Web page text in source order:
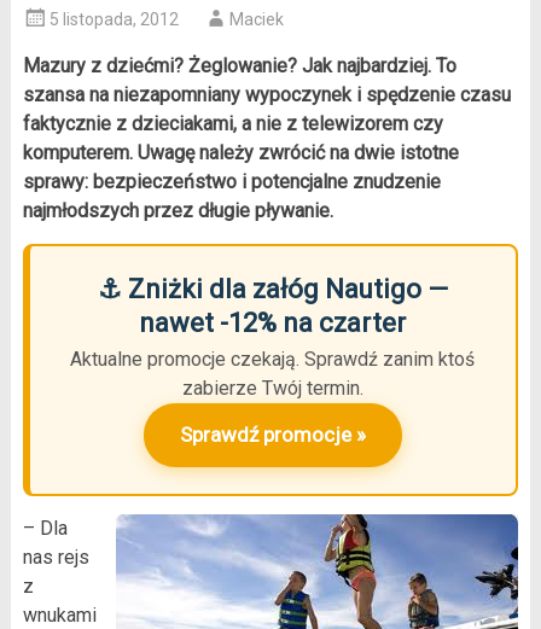
5 listopada, 2012 Maciek
Mazury z dziećmi? Żeglowanie? Jak najbardziej. To
szansa na niezapomniany wypoczynek i spędzenie czasu
faktycznie z dzieciakami, a nie z telewizorem czy
komputerem. Uwagę należy zwrócić na dwie istotne
sprawy: bezpieczeństwo i potencjalne znudzenie
najmłodszych przez długie pływanie.
⚓ Zniżki dla załóg Nautigo —
nawet -12% na czarter
Aktualne promocje czekają. Sprawdź zanim ktoś
zabierze Twój termin.
Sprawdź promocje »
– Dla
nas rejs
z
wnukami